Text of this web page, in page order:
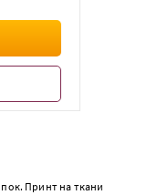
Принт на ткани